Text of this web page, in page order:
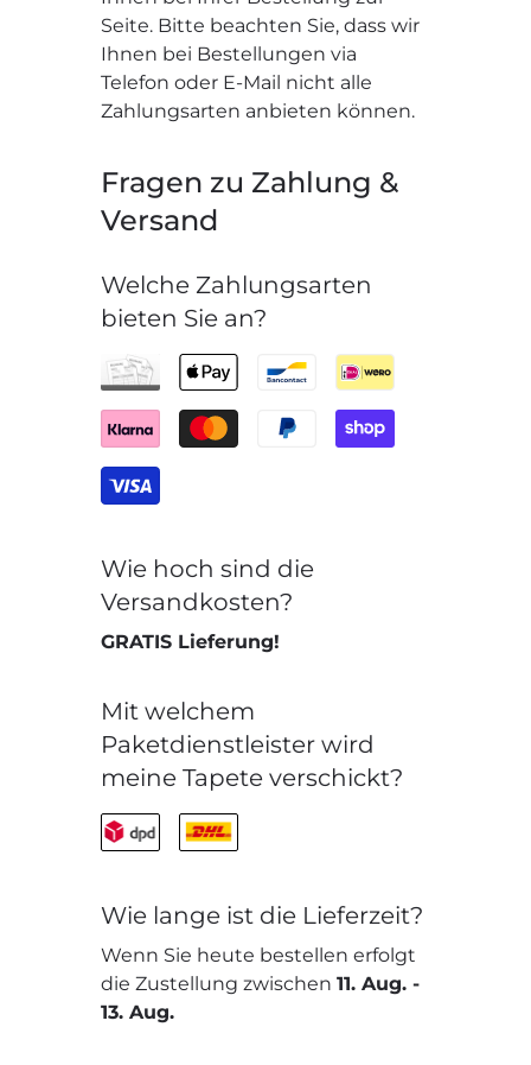
Seite. Bitte beachten Sie, dass wir
Ihnen bei Bestellungen via
Telefon oder E-Mail nicht alle
Zahlungsarten anbieten können.
Fragen zu Zahlung &
Versand
Welche Zahlungsarten
bieten Sie an?
Wie hoch sind die
Versandkosten?
GRATIS Lieferung!
Mit welchem
Paketdienstleister wird
meine Tapete verschickt?
Wie lange ist die Lieferzeit?
Wenn Sie heute bestellen erfolgt
die Zustellung zwischen11. Aug. -
13. Aug.